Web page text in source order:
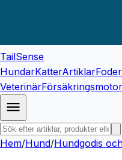
TailSense
HundarKatterArtiklar
Veterinär
Hem/Hund/Hundgodis